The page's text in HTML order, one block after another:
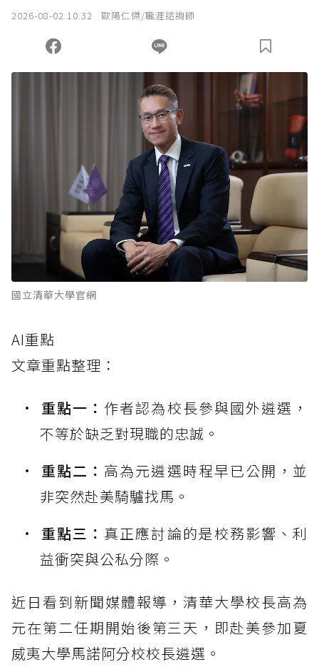
2026-08-02 10:32 歐陽仁傑/職涯諮詢師
國立清華大學官網
AI重點
文章重點整理：
重點一： 作者認為校長參與國外遴選，
不等於缺乏對現職的忠誠。
重點二： 高為元遴選時程早已公開，並
非突然赴美騎驢找馬。
重點三： 真正應討論的是校務影響、利
益衝突與公私分際。
近日看到新聞媒體報導，清華大學校長高為
元在第二任期開始後第三天，即赴美參加夏
威夷大學馬諾阿分校校長遴選。